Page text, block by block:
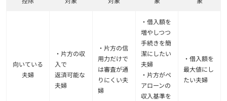
向いている
夫婦
・片方の収
入で
返済可能な
夫婦
・片方の信
用力だけで
は審査が通
りにくい夫
婦
・借入額を
増やしつつ
手続きを簡
潔にしたい
夫婦
・片方がペ
アローンの
収入基準を
・借入額を
最大値にし
たい夫婦